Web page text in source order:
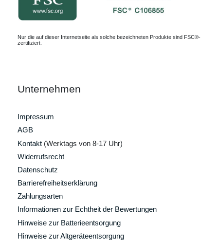
Nur die auf dieser Internetseite als solche bezeichneten Produkte sind FSC®-
zertifiziert.
Unternehmen
Impressum
AGB
Kontakt (Werktags von 8-17 Uhr)
Widerrufsrecht
Datenschutz
Barrierefreiheitserklärung
Zahlungsarten
Informationen zur Echtheit der Bewertungen
Hinweise zur Batterieentsorgung
Hinweise zur Altgeräteentsorgung